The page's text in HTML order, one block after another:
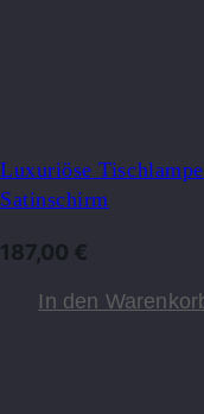
Luxuriöse
Satinschirm
187,00 €
In den